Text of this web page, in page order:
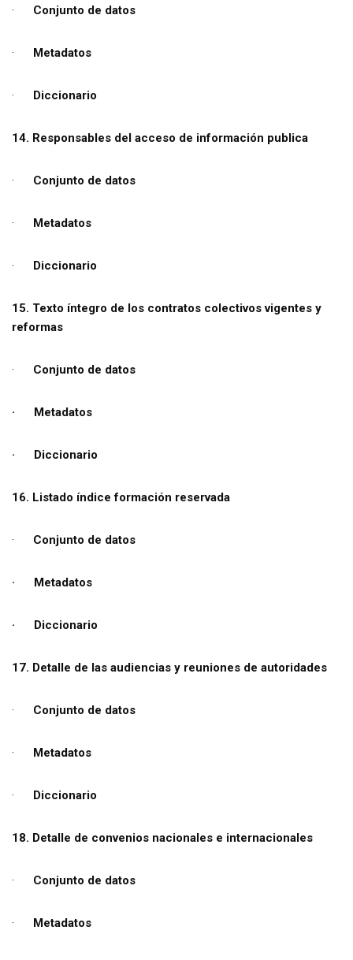
· Conjunto de datos
· Metadatos
· Diccionario
14. Responsables del acceso de información publica
· Conjunto de datos
· Metadatos
· Diccionario
15. Texto íntegro de los contratos colectivos vigentes y
reformas
· Conjunto de datos
· Metadatos
· Diccionario
16. Listado índice formación reservada
· Conjunto de datos
· Metadatos
· Diccionario
17. Detalle de las audiencias y reuniones de autoridades
· Conjunto de datos
· Metadatos
· Diccionario
18. Detalle de convenios nacionales e internacionales
· Conjunto de datos
· Metadatos